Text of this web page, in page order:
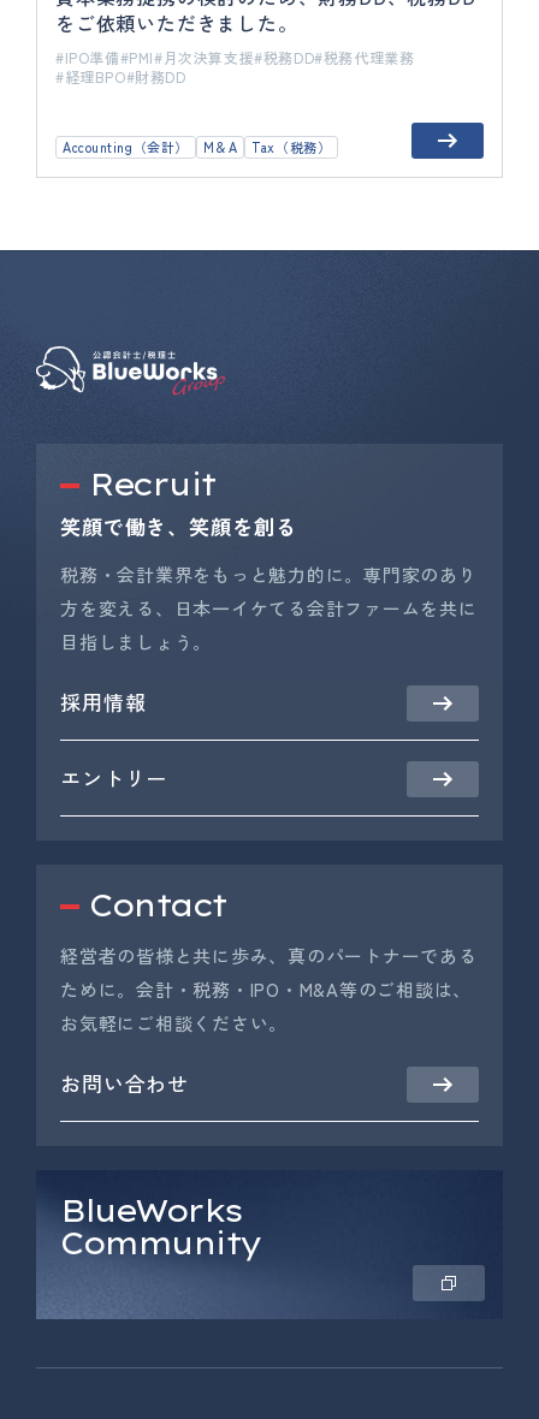
をご依頼いただきました。
IPO準備 PMI 月次決算支援 税務DD 税務代理業務
経理BPO 財務DD
Accounting（会計） M＆A Tax（税務）
Recruit
笑顔で働き、笑顔を創る
税務・会計業界をもっと魅力的に。専門家のあり
方を変える、日本一イケてる会計ファームを共に
目指しましょう。
採用情報
エントリー
Contact
経営者の皆様と共に歩み、真のパートナーである
ために。会計・税務・IPO・M&A等のご相談は、
お気軽にご相談ください。
お問い合わせ
BlueWorks
Community